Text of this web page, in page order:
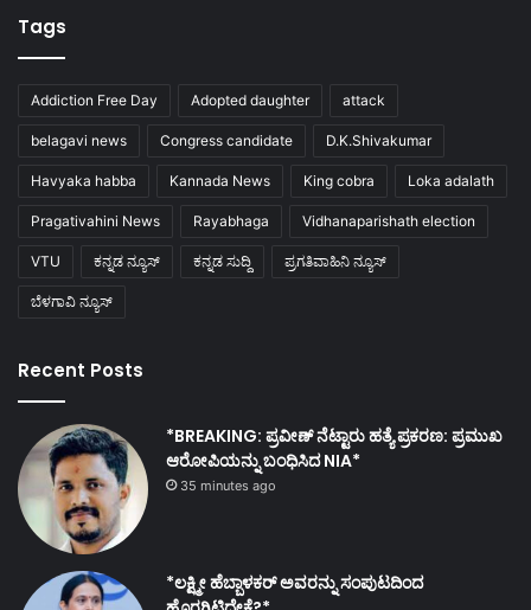
Tags
Addiction Free Day Adopted daughter attack
belagavi news Congress candidate D.K.Shivakumar
Havyaka habba Kannada News King cobra Loka adalath
Pragativahini News Rayabhaga Vidhanaparishath election
VTU ಕನ್ನಡ ನ್ಯೂಸ್ ಕನ್ನಡ ಸುದ್ದಿ ಪ್ರಗತಿವಾಹಿನಿ ನ್ಯೂಸ್
ಬೆಳಗಾವಿ ನ್ಯೂಸ್
Recent Posts
*BREAKING: ಪ್ರವೀಣ್ ನೆಟ್ಟಾರು ಹತ್ಯೆ ಪ್ರಕರಣ: ಪ್ರಮುಖ
ಆರೋಪಿಯನ್ನು ಬಂಧಿಸಿದ NIA*
35 minutes ago
*ಲಕ್ಷ್ಮೀ ಹೆಬ್ಬಾಳಕರ್ ಅವರನ್ನು ಸಂಪುಟದಿಂದ